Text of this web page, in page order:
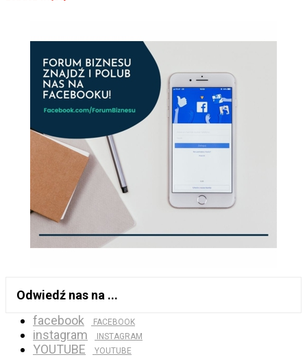
Odwiedź nas na ...
facebook
FACEBOOK
instagram INSTAGRAM
YOUTUBE YOUTUBE